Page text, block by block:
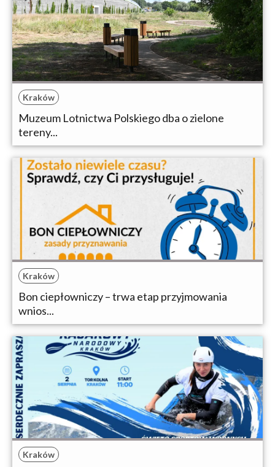
Kraków
Muzeum Lotnictwa Polskiego dba o zielone
tereny...
Kraków
Bon ciepłowniczy – trwa etap przyjmowania
wnios...
Kraków